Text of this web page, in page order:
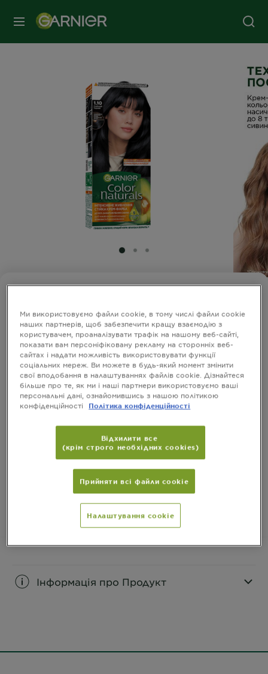
МЕНЮ
SLIDE 1
SLIDE 2
SLIDE 3
Відтінок 1.10
Перегляньте Всі Відтінки
Відтінок 1.10
Глибоке живлення, кращий колір!
Стійка крем-фарба для волосся
розроблена не тільки для якісного
фарбування, але і для ефективного догляду за
волоссям. Її унікальна формулазбагачена 5
живильними оліями
Активні компоненти насичують волосся
живильними речовинами, завдяки чому колір
виходить більш насиченим і зберігається до 8
тижнів. Яскравий відтінок тримається до восьми
тижнів. Пігменти добре зафарбовують сивину.
завдяки технології посилення кольору.
1 КОМПЛЕКТ
КУПИТИ
Інформація про Продукт
Ми використовуємо файли cookie, в тому числі файли cookie
наших партнерів, щоб забезпечити кращу взаємодію з
користувачем, проаналізувати трафік на нашому веб-сайті,
показати вам персоніфіковану рекламу на сторонніх веб-
сайтах і надати можливість використовувати функції
соціальних мереж. Ви можете в будь-який момент змінити
свої вподобання в налаштуваннях файлів cookie. Дізнайтеся
більше про те, як ми і наші партнери використовуємо ваші
персональні дані, ознайомившись з нашою політикою
конфіденційності
Політика конфіденційності
Відхилити все
(крім строго необхідних cookies)
Прийняти всі файли сookie
Налаштування cookie